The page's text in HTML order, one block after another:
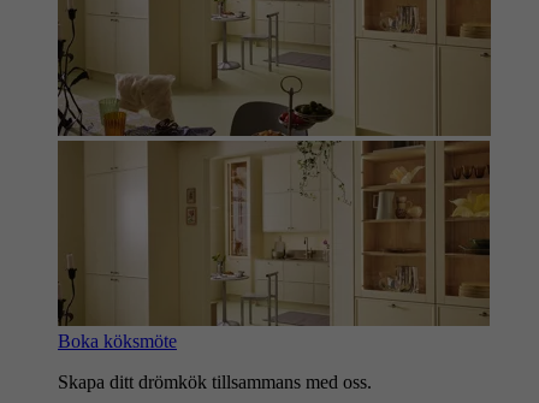
Boka köksmöte
Skapa ditt drömkök tillsammans med oss.